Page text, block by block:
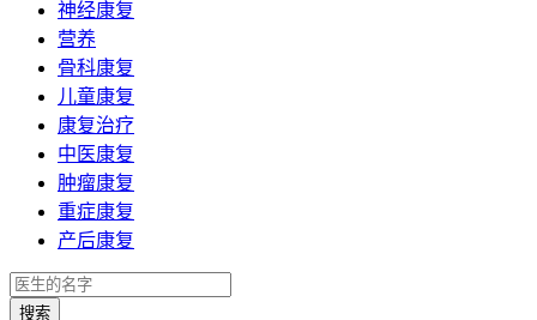
神经康复
营养
骨科康复
儿童康复
康复治疗
中医康复
肿瘤康复
重症康复
产后康复